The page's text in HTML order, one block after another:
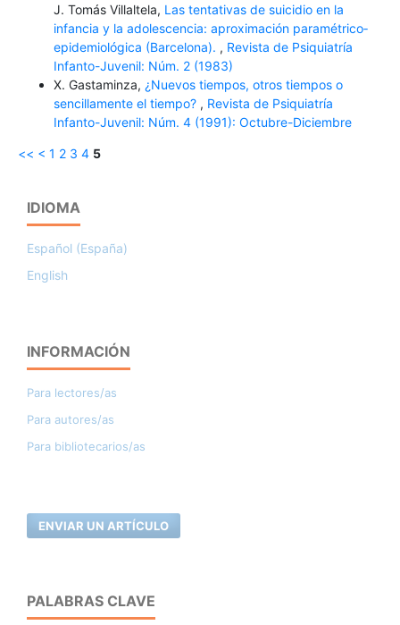
J. Tomás Villaltela, Las tentativas de suicidio en la
infancia y la adolescencia: aproximación paramétrico­
epidemiológica (Barcelona). , Revista de Psiquiatría
Infanto-Juvenil: Núm. 2 (1983)
X. Gastaminza, ¿Nuevos tiempos, otros tiempos o
sencillamente el tiempo? , Revista de Psiquiatría
Infanto-Juvenil: Núm. 4 (1991): Octubre-Diciembre
<< < 1 2 3 4 5
IDIOMA
Español (España)
English
INFORMACIÓN
Para lectores/as
Para autores/as
Para bibliotecarios/as
ENVIAR UN ARTÍCULO
PALABRAS CLAVE